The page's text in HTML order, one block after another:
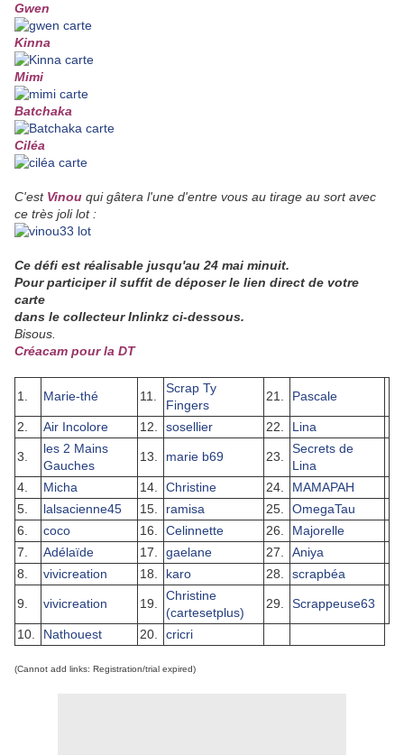
Gwen
Kinna
Mimi
Batchaka
Ciléa
C'est Vinou qui gâtera l'une d'entre vous au tirage au sort avec
ce très joli lot :
Ce défi est réalisable jusqu'au 24 mai minuit.
Pour participer il suffit de déposer le lien direct de votre
carte
dans le collecteur Inlinkz ci-dessous.
Bisous.
Créacam pour la DT
1. Marie-thé 11.
Scrap Ty
Fingers
21. Pascale
2. Air Incolore 12. sosellier 22. Lina
3.
les 2 Mains
Gauches
13. marie b69 23.
Secrets de
Lina
4.
Micha 14. Christine 24.
MAMAPAH
5.
lalsacienne45 15. ramisa 25.
OmegaTau
6.
coco 16. Celinnette 26.
Majorelle
7.
Adélaïde 17. gaelane 27.
Aniya
8.
vivicreation 18. karo 28. scrapbéa
9. vivicreation 19.
Christine
(cartesetplus)
29. Scrappeuse63
10. Nathouest 20. cricri
(Cannot add links: Registration/trial expired)